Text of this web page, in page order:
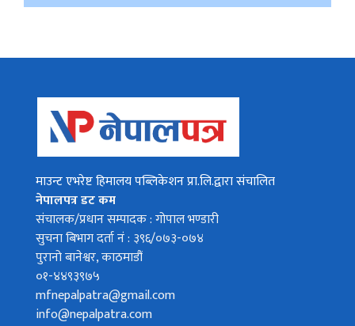
माउन्ट एभरेष्ट हिमालय पब्लिकेशन प्रा.लि.द्वारा संचालित
नेपालपत्र डट कम
संचालक/प्रधान सम्पादक : गोपाल भण्डारी
सुचना बिभाग दर्ता नं : ३९६/०७३-०७४
पुरानो बानेश्वर, काठमाडौं
०१-४४९३९७५
mfnepalpatra@gmail.com
info@nepalpatra.com